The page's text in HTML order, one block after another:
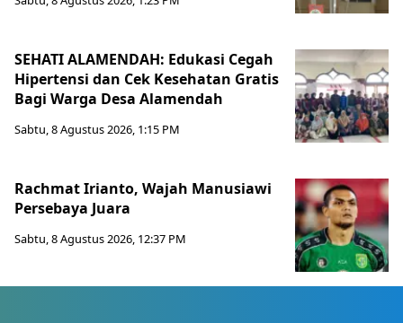
SEHATI ALAMENDAH: Edukasi Cegah
Hipertensi dan Cek Kesehatan Gratis
Bagi Warga Desa Alamendah
Sabtu, 8 Agustus 2026, 1:15 PM
Rachmat Irianto, Wajah Manusiawi
Persebaya Juara
Sabtu, 8 Agustus 2026, 12:37 PM